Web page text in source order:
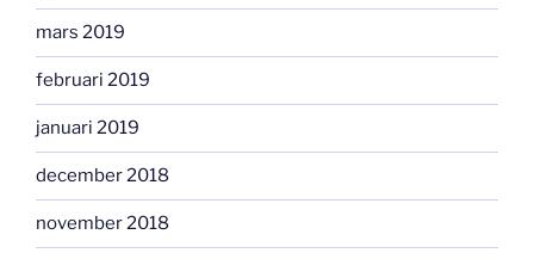
mars 2019
februari 2019
januari 2019
december 2018
november 2018